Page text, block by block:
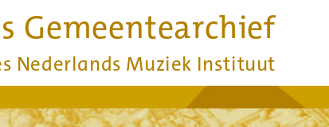
Gemeentearchief
Nederlands Muziek Instituut